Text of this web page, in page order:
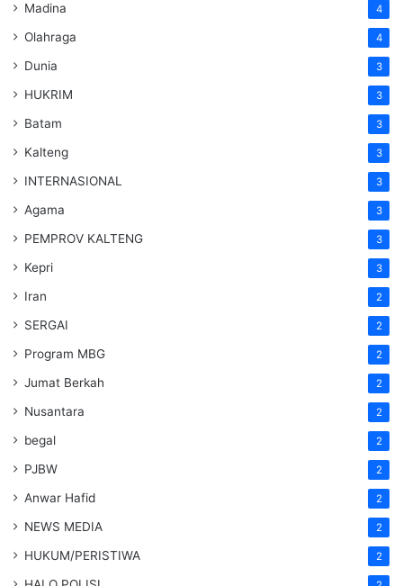
Madina 4
Olahraga 4
Dunia 3
HUKRIM 3
Batam 3
Kalteng 3
INTERNASIONAL 3
Agama 3
PEMPROV KALTENG 3
Kepri 3
Iran 2
SERGAI 2
Program MBG 2
Jumat Berkah 2
Nusantara 2
begal 2
PJBW 2
Anwar Hafid 2
NEWS MEDIA 2
HUKUM/PERISTIWA 2